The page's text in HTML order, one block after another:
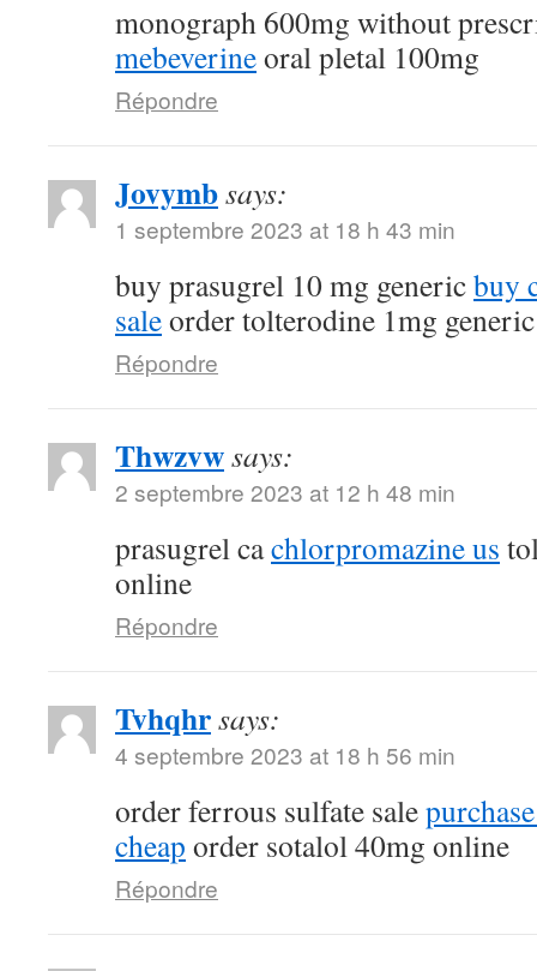
monograph 600mg without
mebeverineoral pletal 100mg
Répondre
Jovymbsays:
1 septembre 2023 at 18 h 43 min
buy prasugrel 10 mg genericbuy
saleorder tolterodine 1mg generic
Répondre
Thwzvwsays:
2 septembre 2023 at 12 h 48 min
prasugrel cachlorpromazine us
online
Répondre
Tvhqhrsays:
4 septembre 2023 at 18 h 56 min
order ferrous sulfate sale
cheap order sotalol 40mg online
Répondre